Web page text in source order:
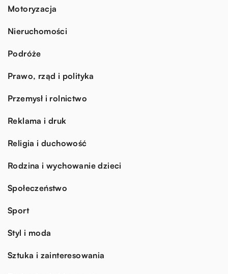
Motoryzacja
Nieruchomości
Podróże
Prawo, rząd i polityka
Przemysł i rolnictwo
Reklama i druk
Religia i duchowość
Rodzina i wychowanie dzieci
Społeczeństwo
Sport
Styl i moda
Sztuka i zainteresowania